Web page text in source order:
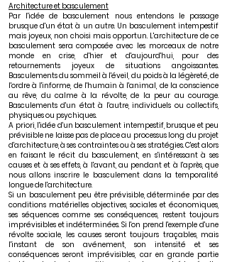
Architecture et basculement
Par l'idée de basculement nous entendons le passage
brusque d'un état à un autre. Un basculement intempestif
mais joyeux, non choisi mais opportun. L'architecture de ce
basculement sera composée avec les morceaux de notre
monde en crise, d'hier et d'aujourd'hui, pour des
retournements joyeux de situations angoissantes.
Basculements du sommeil à l'éveil, du poids à la légèreté, de
l'ordre à l'informe, de l'humain à l'animal, de la conscience
au rêve, du calme à la révolte, de la peur au courage.
Basculements d'un état à l'autre, individuels ou collectifs,
physiques ou psychiques.
A priori, l'idée d'un basculement intempestif, brusque et peu
prévisible ne laisse pas de place au processus long du projet
d'architecture, à ses contraintes ou à ses stratégies. C'est alors
en faisant le récit du basculement, en s'intéressant à ses
causes et à ses effets, à l'avant, au pendant et à l'après, que
nous allons inscrire le basculement dans la temporalité
longue de l'architecture.
Si un basculement peu être prévisible, déterminée par des
conditions matérielles objectives, sociales et économiques,
ses séquences comme ses conséquences, restent toujours
imprévisibles et indéterminées. Si l'on prend l'exemple d'une
révolte sociale, les causes seront toujours traçables, mais
l'instant de son avénement, son intensité et ses
conséquences seront imprévisibles, car en grande partie